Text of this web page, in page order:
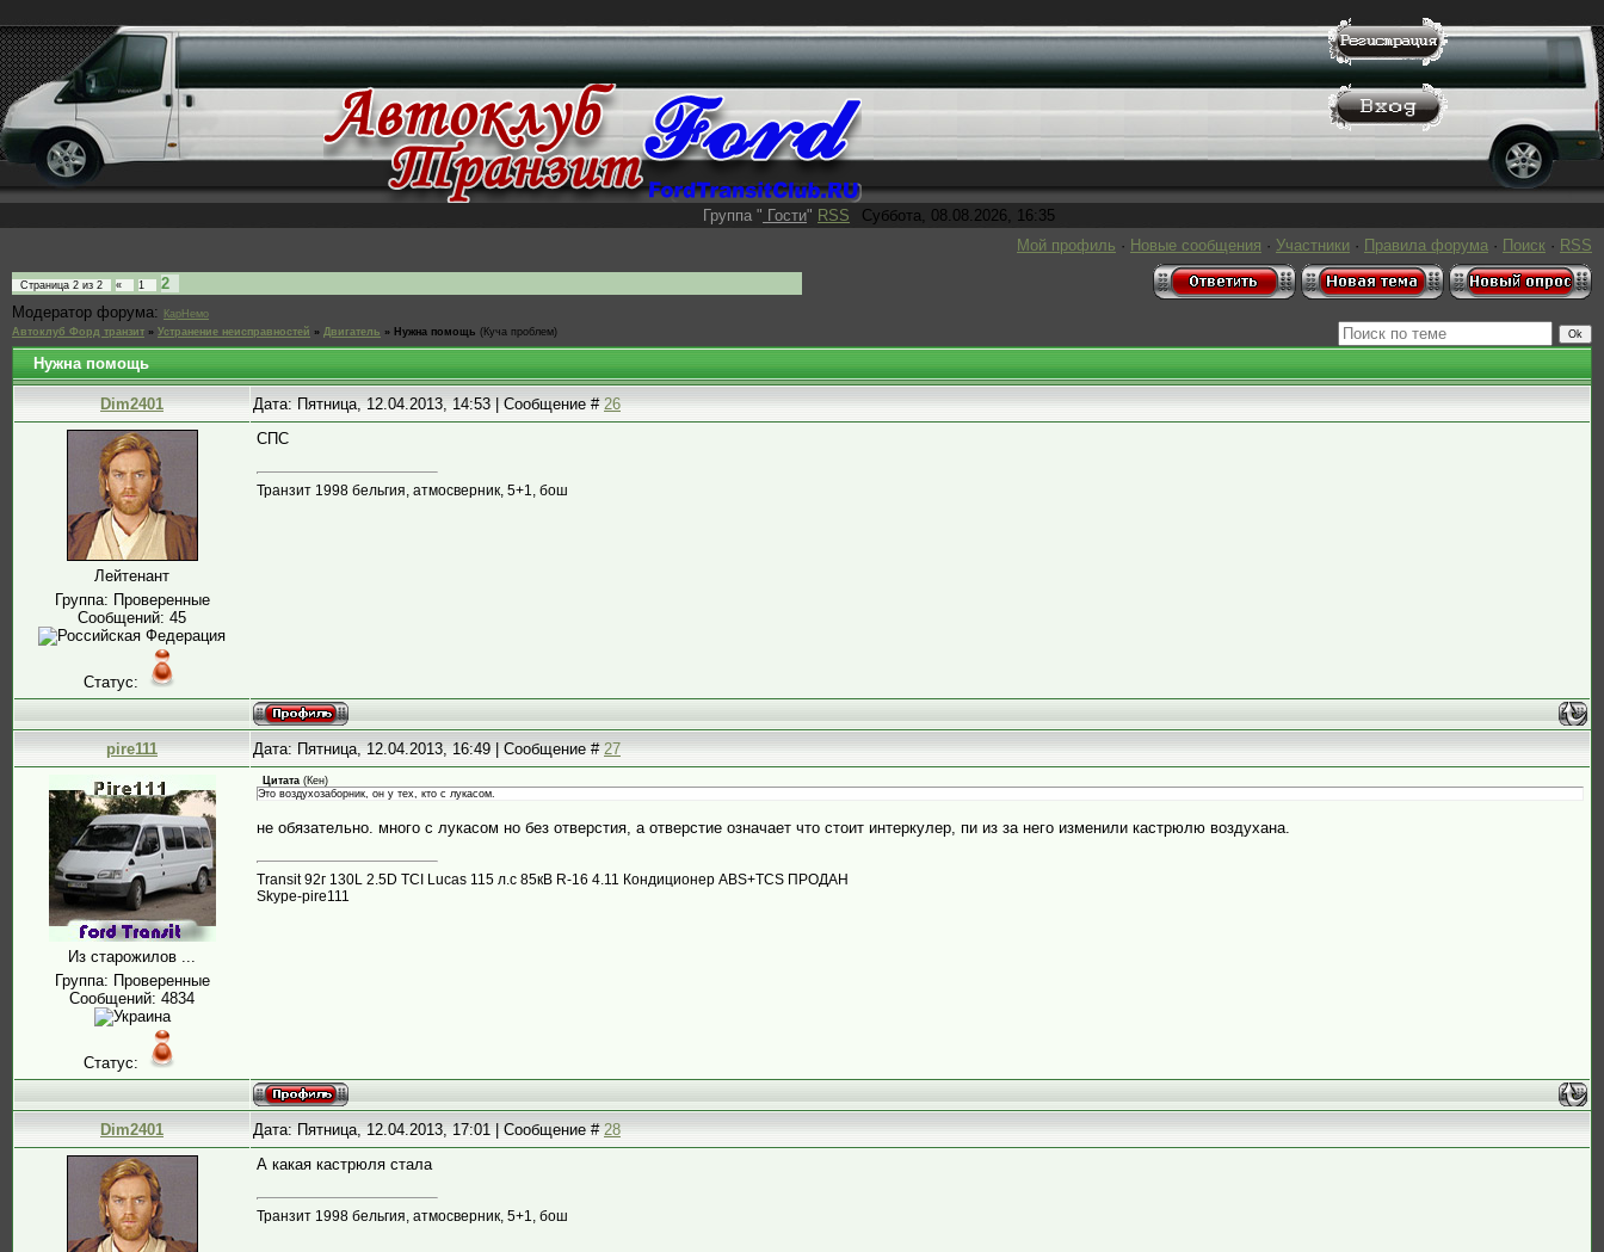
Группа " Гости" RSS
Суббота, 08.08.2026, 16:35
Мой профиль · Новые сообщения · Участники · Правила форума · Поиск · RSS
Страница 2 из 2 « 1
2
Модератор форума:
КарНемо
Автоклуб Форд транзит » Устранение неисправностей » Двигатель » Нужна помощь (Куча проблем)
Нужна помощь
Dim2401 Дата: Пятница, 12.04.2013, 14:53 | Сообщение #26
Лейтенант
Группа: Проверенные
Сообщений: 45
Статус:
CПС
Транзит 1998 бельгия, атмосверник, 5+1, бош
pire111 Дата: Пятница, 12.04.2013, 16:49 | Сообщение #27
Из старожилов ...
Группа: Проверенные
Сообщений: 4834
Статус:
Цитата (Кен)
Это воздухозаборник, он у тех, кто с лукасом.
не обязательно. много с лукасом но без отверстия, а отверстие означает что стоит интеркулер, пи из за него изменили кастрюлю воздухана.
Transit 92г 130L 2.5D TCI Lucas 115 л.с 85кВ R-16 4.11 Кондиционер ABS+TCS ПРОДАН
Skype-pire111
Dim2401 Дата: Пятница, 12.04.2013, 17:01 | Сообщение #28
А какая кастрюля стала
Транзит 1998 бельгия, атмосверник, 5+1, бош